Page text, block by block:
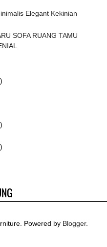
Elegant Kekinian
SOFA RUANG TAMU
Powered by Blogger.